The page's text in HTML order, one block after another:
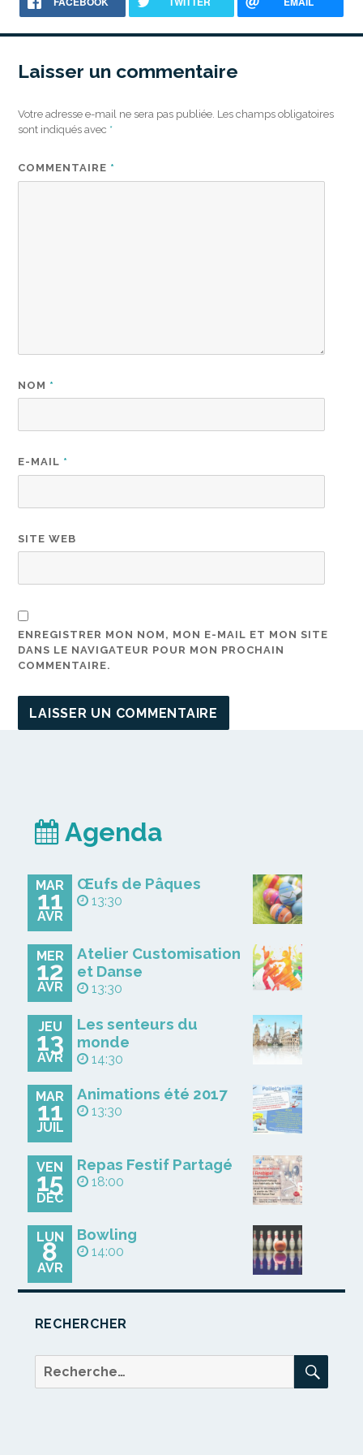
Laisser un commentaire
Votre adresse e-mail ne sera pas publiée. Les champs obligatoires
sont indiqués avec *
COMMENTAIRE *
NOM *
E-MAIL *
SITE WEB
ENREGISTRER MON NOM, MON E-MAIL ET MON SITE
DANS LE NAVIGATEUR POUR MON PROCHAIN
COMMENTAIRE.
Agenda
MAR
11
AVR
Œufs de Pâques
13:30
MER
12
AVR
Atelier Customisation
et Danse
13:30
JEU
13
AVR
Les senteurs du
monde
14:30
MAR
11
JUIL
Animations été 2017
13:30
VEN
15
DÉC
Repas Festif Partagé
18:00
LUN
8
AVR
Bowling
14:00
RECHERCHER
Recherche